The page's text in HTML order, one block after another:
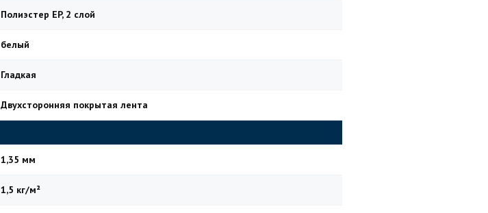
Полиэстер EP, 2 слой
белый
Гладкая
Двухсторонняя покрытая лента
1,35 мм
1,5 кг/м²